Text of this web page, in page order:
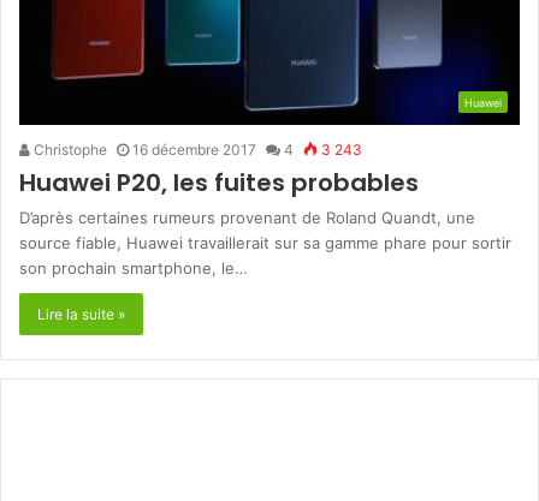
Huawei
Christophe 16 décembre 2017 4 3 243
Huawei P20, les fuites probables
D’après certaines rumeurs provenant de Roland Quandt, une
source fiable, Huawei travaillerait sur sa gamme phare pour sortir
son prochain smartphone, le…
Lire la suite »